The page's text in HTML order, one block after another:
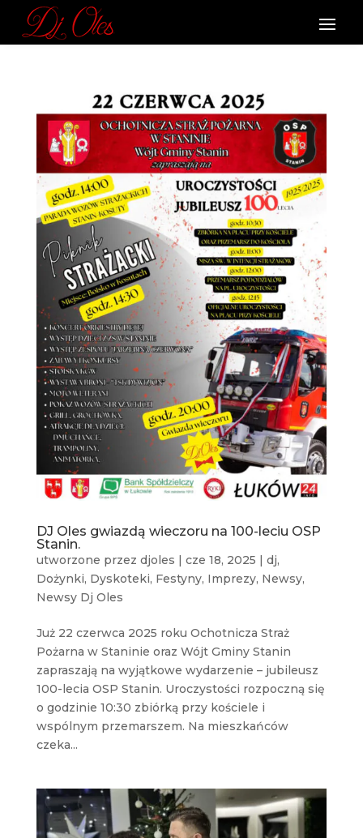
DJ Oles gwiazdą wieczoru na 100-leciu OSP
Stanin.
utworzone przez djoles | cze 18, 2025 | dj,
Dożynki, Dyskoteki, Festyny, Imprezy, Newsy,
Newsy Dj Oles
Już 22 czerwca 2025 roku Ochotnicza Straż
Pożarna w Staninie oraz Wójt Gminy Stanin
zapraszają na wyjątkowe wydarzenie – jubileusz
100-lecia OSP Stanin. Uroczystości rozpoczną się
o godzinie 10:30 zbiórką przy kościele i
wspólnym przemarszem. Na mieszkańców
czeka...